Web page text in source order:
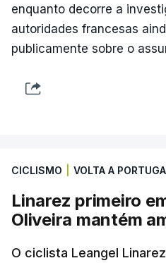
enquanto decorre a
autoridades francesas
publicamente sobre o
CICLISMO VOLTA A
Linarez primeiro
Oliveira mantém
O ciclista Leangel